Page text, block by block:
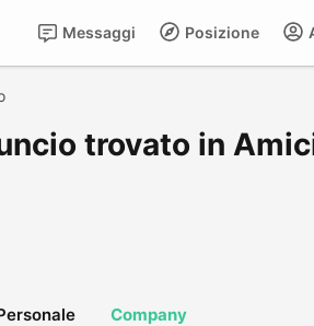
Posizione
Messaggi
trovato in
Company